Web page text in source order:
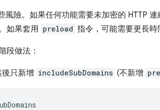
風險。如果任何功能需要未加密的 HTTP 連
如果套用 preload 指令，可能需要更長時
段做法：
只新增 includeSubDomains (不新增